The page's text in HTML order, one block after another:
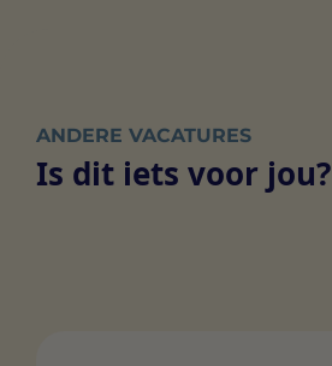
ANDERE VACATURES
Is dit iets voor jou?